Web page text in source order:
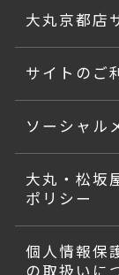
大丸京都店
サイトのご
ソーシャル
大丸・松坂
ポリシー
個人情報保
の取扱いに